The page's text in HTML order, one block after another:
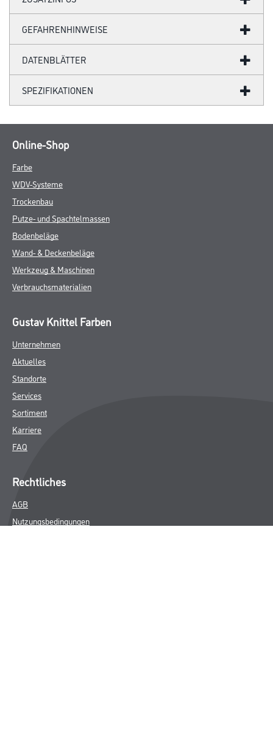
GEFAHRENHINWEISE
DATENBLÄTTER
SPEZIFIKATIONEN
Online-Shop
Farbe
WDV-Systeme
Trockenbau
Putze- und Spachtelmassen
Bodenbeläge
Wand- & Deckenbeläge
Werkzeug & Maschinen
Verbrauchsmaterialien
Gustav Knittel Farben
Unternehmen
Aktuelles
Standorte
Services
Sortiment
Karriere
FAQ
Rechtliches
AGB
Nutzungsbedingungen